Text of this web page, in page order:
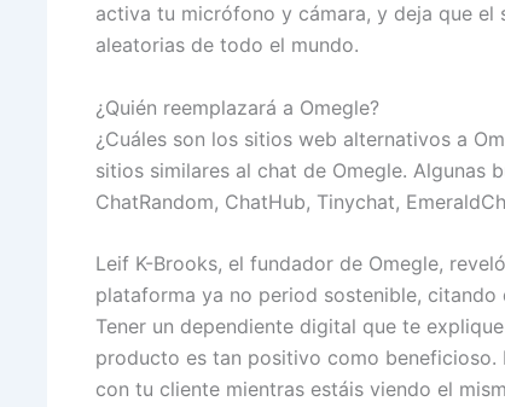
activa tu micrófono y cámara, y deja que el
aleatorias de todo el mundo.
¿Quién reemplazará a Omegle?
¿Cuáles son los sitios web alternativos a
sitios similares al chat de Omegle. Algunas
ChatRandom, ChatHub, Tinychat,
Leif K-Brooks, el fundador de Omegle,
plataforma ya no period sostenible,
Tener un dependiente digital que te
producto es tan positivo como
con tu cliente mientras estáis viendo el